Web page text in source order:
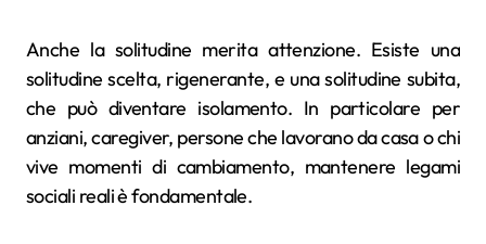
Anche la solitudine merita attenzione. Esiste una
solitudine scelta, rigenerante, e una solitudine subita,
che può diventare isolamento. In particolare per
anziani, caregiver, persone che lavorano da casa o chi
vive momenti di cambiamento, mantenere legami
sociali reali è fondamentale.